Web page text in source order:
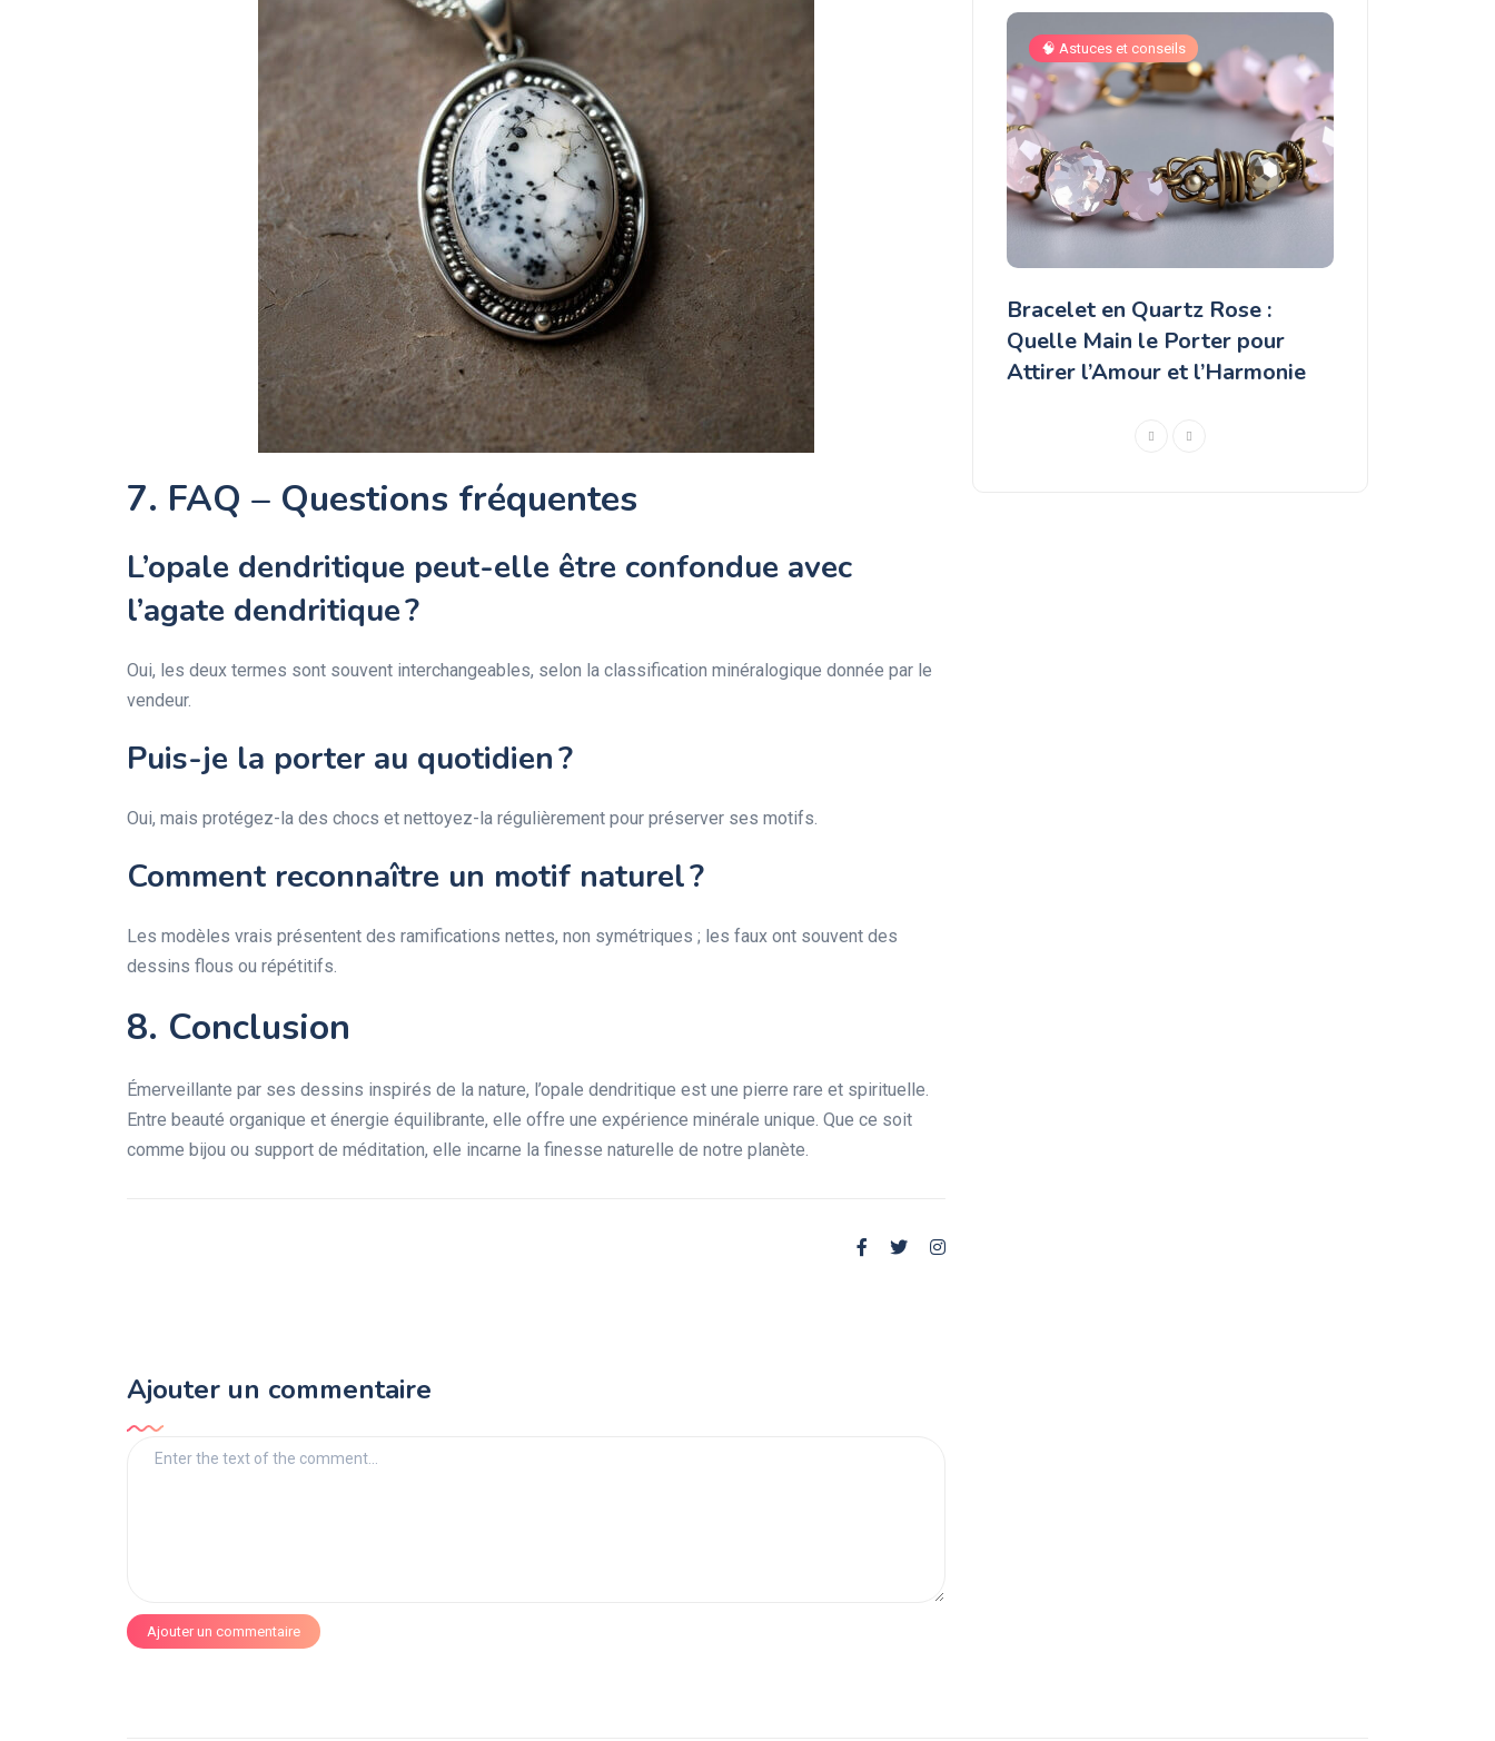
7. FAQ – Questions fréquentes
L’opale dendritique peut-elle être confondue avec
l’agate dendritique ?
Oui, les deux termes sont souvent interchangeables, selon la classification minéralogique donnée par le
vendeur.
Puis-je la porter au quotidien ?
Oui, mais protégez-la des chocs et nettoyez-la régulièrement pour préserver ses motifs.
Comment reconnaître un motif naturel ?
Les modèles vrais présentent des ramifications nettes, non symétriques ; les faux ont souvent des
dessins flous ou répétitifs.
8. Conclusion
Émerveillante par ses dessins inspirés de la nature, l’opale dendritique est une pierre rare et spirituelle.
Entre beauté organique et énergie équilibrante, elle offre une expérience minérale unique. Que ce soit
comme bijou ou support de méditation, elle incarne la finesse naturelle de notre planète.
Ajouter un commentaire
Ajouter un commentaire
Comment savoir quel cristal est
fait pour vous ? Guide pour
choisir la bonne pierre
🧠 Astuces et conseils
Bracelet en Quartz Rose :
Quelle Main le Porter pour
Attirer l’Amour et l’Harmonie